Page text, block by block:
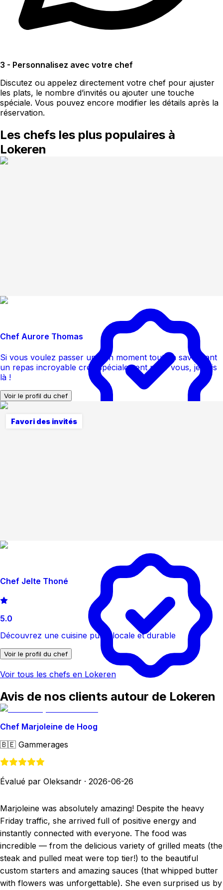
3 - Personnalisez avec votre chef
Discutez ou appelez directement votre chef pour ajuster
les plats, le nombre d’invités ou ajouter une touche
spéciale. Vous pouvez encore modifier les détails après la
réservation.
Les chefs les plus populaires à
Lokeren
Chef Aurore Thomas
Si vous voulez passer un bon moment tout en savourant
un repas incroyable créé spécialement pour vous, je suis
là !
Voir le profil du chef
Favori des invités
Chef Jelte Thoné
5.0
Découvrez une cuisine pure, locale et durable
Voir le profil du chef
Voir tous les chefs en Lokeren
Avis de nos clients autour de Lokeren
Chef Marjoleine de Hoog
🇧🇪 Gammerages
Évalué par Oleksandr · 2026-06-26
Marjoleine was absolutely amazing! Despite the heavy
Friday traffic, she arrived full of positive energy and
instantly connected with everyone. The food was
incredible — from the delicious variety of grilled meats (the
steak and pulled meat were top tier!) to the beautiful
custom starters and amazing sauces (that whipped butter
with flowers was unforgettable). She even surprised us by